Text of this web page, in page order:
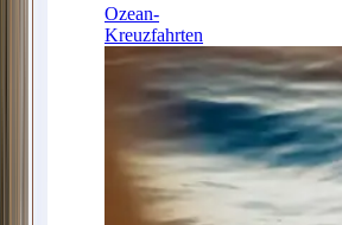
Ozean-
Kreuzfahrten